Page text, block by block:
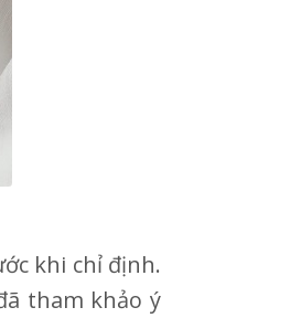
khi chỉ định.
tham khảo ý